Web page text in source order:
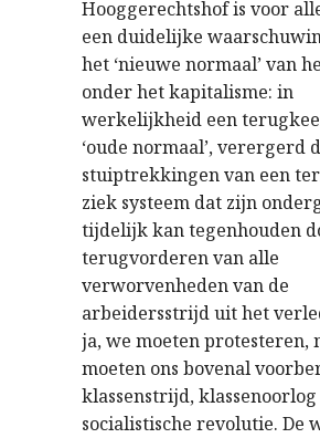
Hooggerechtshof is voor
een duidelijke
het ‘nieuwe normaal’ van
onder het kapitalisme: in
werkelijkheid een
‘oude normaal’, verergerd
stuiptrekkingen van een
ziek systeem dat zijn
tijdelijk kan tegenhouden
terugvorderen van alle
verworvenheden van de
arbeidersstrijd uit het
ja, we moeten protesteren,
moeten ons bovenal
klassenstrijd, klassenoorlog
socialistische revolutie. De